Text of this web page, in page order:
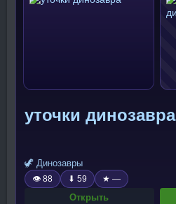
уточки динозавра
🦖 Динозавры
👁 88 ⬇ 59 ★ —
Открыть